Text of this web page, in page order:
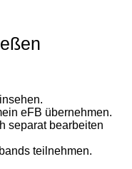
eFB übernehmen.
separat bearbeiten
teilnehmen.